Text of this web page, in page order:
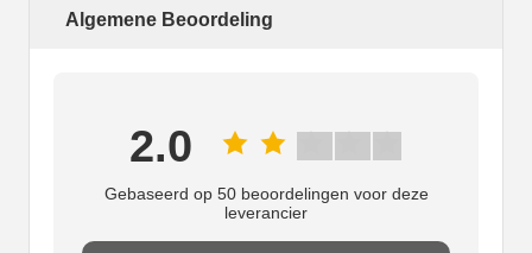
Algemene Beoordeling
2.0
Gebaseerd op 50 beoordelingen voor deze
leverancier